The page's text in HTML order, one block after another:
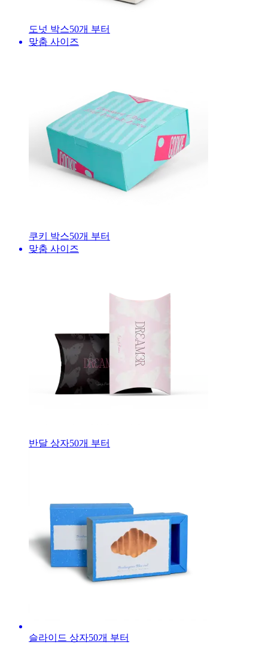
도넛 박스50개 부터
맞춤 사이즈
쿠키 박스50개 부터
맞춤 사이즈
반달 상자50개 부터
슬라이드 상자50개 부터